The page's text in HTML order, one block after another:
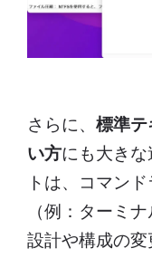
さらに、 標準
い方にも大きな
トは、コマン
（例：ターミ
設計や構成の